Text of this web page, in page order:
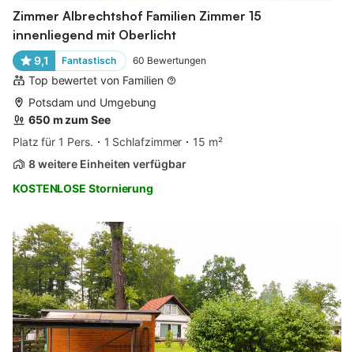
Zimmer Albrechtshof Familien Zimmer 15
innenliegend mit Oberlicht
9,1 Fantastisch 60 Bewertungen
Top bewertet von Familien
Potsdam und Umgebung
650 m zum See
Platz für 1 Pers.
1 Schlafzimmer
15 m²
8 weitere Einheiten verfügbar
KOSTENLOSE Stornierung